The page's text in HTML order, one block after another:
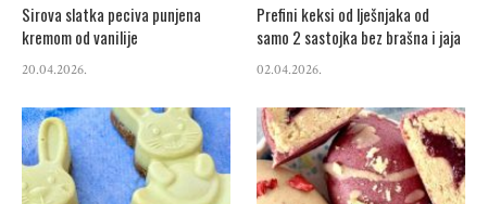
Sirova slatka peciva punjena
kremom od vanilije
20.04.2026.
Prefini keksi od lješnjaka od
samo 2 sastojka bez brašna i jaja
02.04.2026.